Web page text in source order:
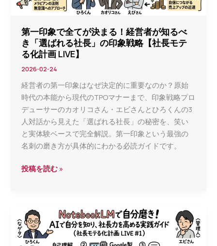
第一印象で全てが決まる！経営者が知るべ
き「選ばれる社長」の印象戦略【社長モテ
る化計画 LIVE】
2026-02-24
経営者の第一印象はなぜ決定的に重要なのか？原始
時代の本能から現代のTPOマナーまで、印象戦略プロ
デューサーのカオリコさん・エビさんとひろくんの3
人対話から見えた「選ばれる社長」の秘密を、笑い
と実体験ベースで完全解説。第一印象という最強の
名刺の磨き方が具体的にわかる必読ガイドです。
第
で
全
て
投稿を読む »